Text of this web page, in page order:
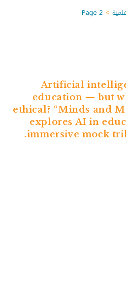
>
Page 2
Artificial
education — but
ethical? “Minds and
explores AI in
immersive mock